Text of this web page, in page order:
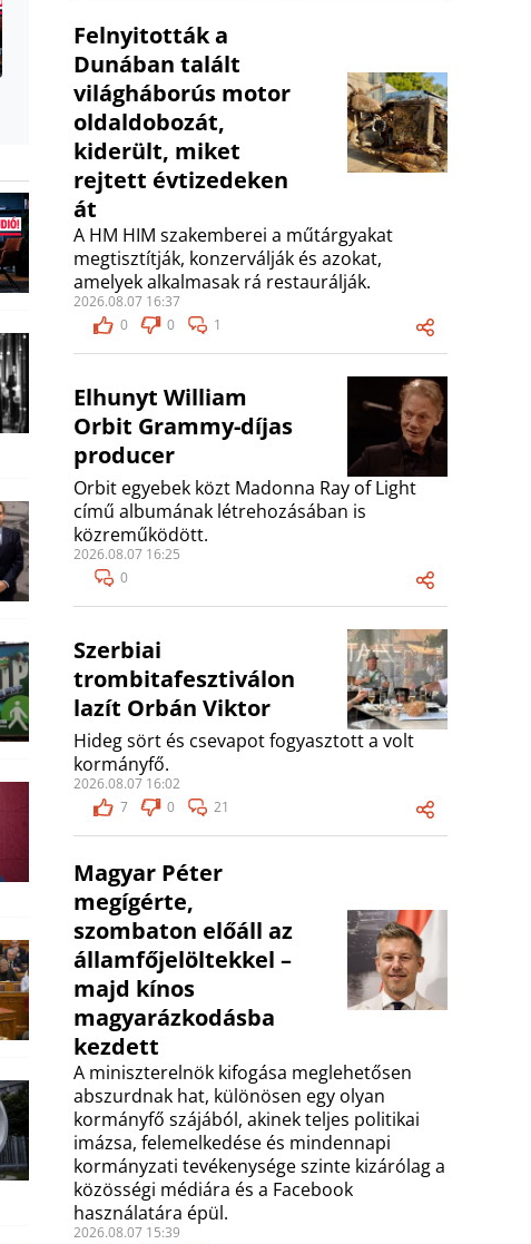
Felnyitották a
Dunában talált
világháborús motor
oldaldobozát,
kiderült, miket
rejtett évtizedeken
át
A HM HIM szakemberei a műtárgyakat
megtisztítják, konzerválják és azokat,
amelyek alkalmasak rá restaurálják.
2026.08.07 16:37
0
0 1
Elhunyt William
Orbit Grammy-díjas
producer
Orbit egyebek közt Madonna Ray of Light
című albumának létrehozásában is
közreműködött.
2026.08.07 16:25
0
Szerbiai
trombitafesztiválon
lazít Orbán Viktor
Hideg sört és csevapot fogyasztott a volt
kormányfő.
2026.08.07 16:02
7
0 21
Magyar Péter
megígérte,
szombaton előáll az
államfőjelöltekkel –
majd kínos
magyarázkodásba
kezdett
A miniszterelnök kifogása meglehetősen
abszurdnak hat, különösen egy olyan
kormányfő szájából, akinek teljes politikai
imázsa, felemelkedése és mindennapi
kormányzati tevékenysége szinte kizárólag a
közösségi médiára és a Facebook
használatára épül.
2026.08.07 15:39